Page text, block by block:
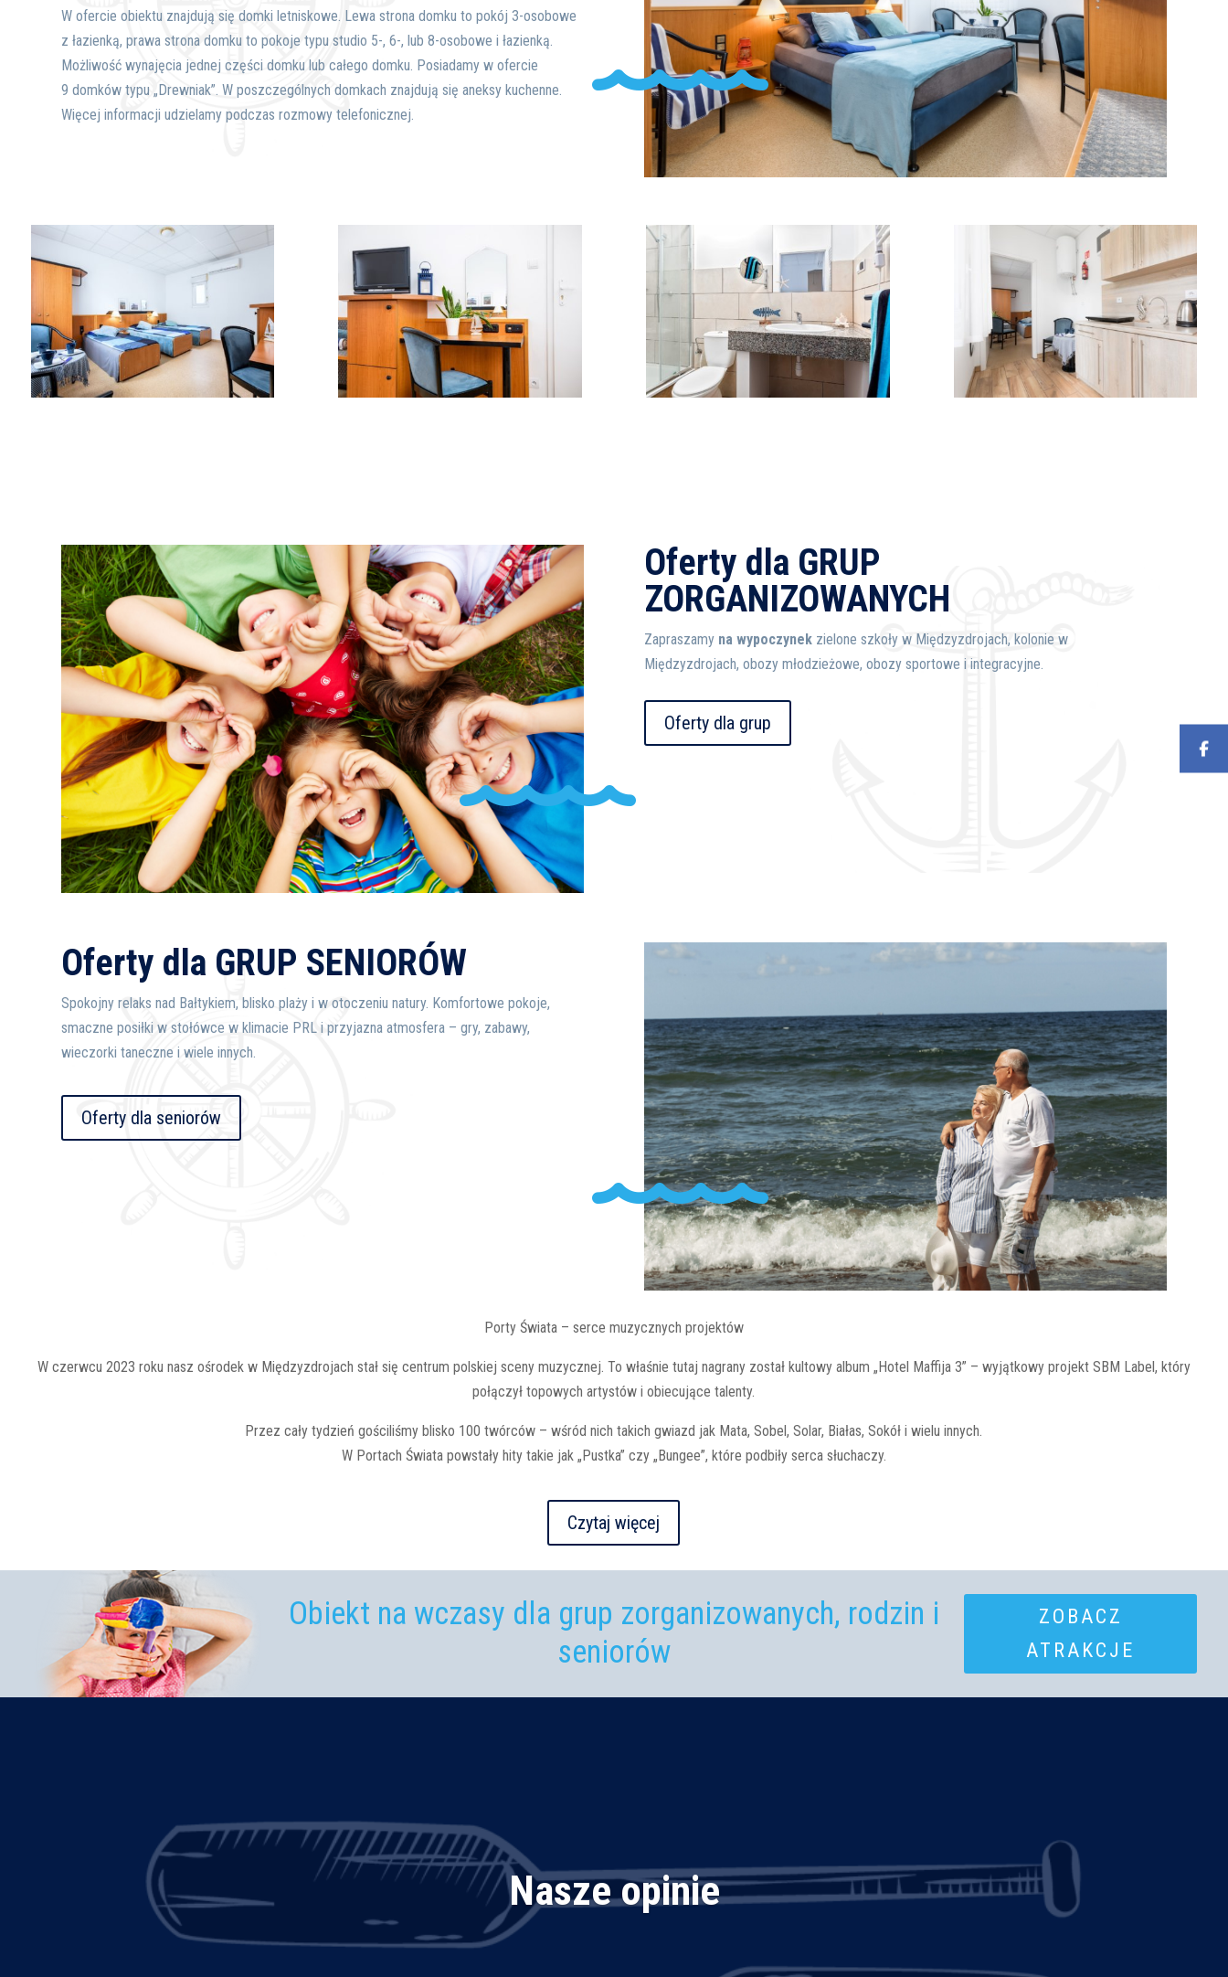
W ofercie obiektu znajdują się domki letniskowe. Lewa strona domku to pokój 3-osobowe
z łazienką, prawa strona domku to pokoje typu studio 5-, 6-, lub 8-osobowe i łazienką.
Możliwość wynajęcia jednej części domku lub całego domku. Posiadamy w ofercie
9 domków typu „Drewniak”. W poszczególnych domkach znajdują się aneksy kuchenne.
Więcej informacji udzielamy podczas rozmowy telefonicznej.
Oferty dla GRUP
ZORGANIZOWANYCH
Zapraszamy na wypoczynek zielone szkoły w Międzyzdrojach, kolonie w
Międzyzdrojach, obozy młodzieżowe, obozy sportowe i integracyjne.
Oferty dla grup
Oferty dla GRUP SENIORÓW
Spokojny relaks nad Bałtykiem, blisko plaży i w otoczeniu natury. Komfortowe pokoje,
smaczne posiłki w stołówce w klimacie PRL i przyjazna atmosfera – gry, zabawy,
wieczorki taneczne i wiele innych.
Oferty dla seniorów
Porty Świata – serce muzycznych projektów
W czerwcu 2023 roku nasz ośrodek w Międzyzdrojach stał się centrum polskiej sceny muzycznej. To właśnie tutaj nagrany został kultowy album „Hotel Maffija 3” – wyjątkowy projekt SBM Label, który
połączył topowych artystów i obiecujące talenty.
Przez cały tydzień gościliśmy blisko 100 twórców – wśród nich takich gwiazd jak Mata, Sobel, Solar, Białas, Sokół i wielu innych.
W Portach Świata powstały hity takie jak „Pustka” czy „Bungee”, które podbiły serca słuchaczy.
Czytaj więcej
Obiekt na wczasy dla grup zorganizowanych, rodzin i
seniorów
ZOBACZ
ATRAKCJE
Nasze opinie